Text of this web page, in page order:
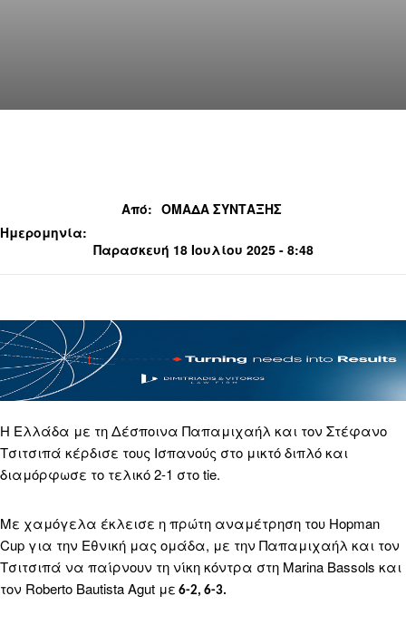
Από: ΟΜΑΔΑ ΣΥΝΤΑΞΗΣ
Ημερομηνία:
Παρασκευή 18 Ιουλίου 2025 - 8:48
Η Ελλάδα με τη Δέσποινα Παπαμιχαήλ και τον Στέφανο
Τσιτσιπά κέρδισε τους Ισπανούς στο μικτό διπλό και
διαμόρφωσε το τελικό 2-1 στο tie.
Με χαμόγελα έκλεισε η πρώτη αναμέτρηση του Hopman
Cup για την Εθνική μας ομάδα, με την Παπαμιχαήλ και τον
Τσιτσιπά να παίρνουν τη νίκη κόντρα στη Marina Bassols και
τον Roberto Bautista Agut με 6-2, 6-3.